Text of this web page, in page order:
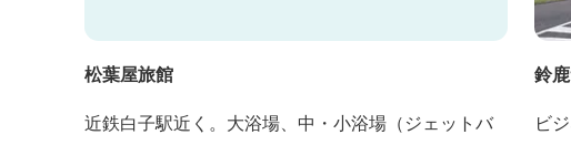
松葉屋旅館
近鉄白子駅近く。大浴場、中・小浴場（ジェットバ
鈴
ビ